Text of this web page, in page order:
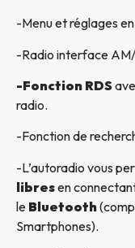
-Menu et réglages en
-Radio interface
-Fonction RDS
radio.
-Fonction de
-L’autoradio vous
libresen
le Bluetooth
Smartphones).